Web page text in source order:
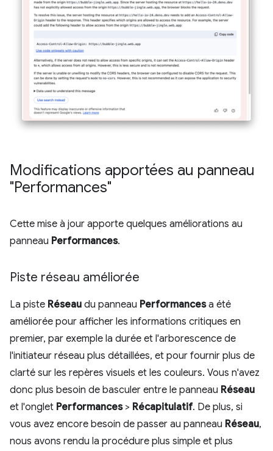
Modifications apportées au panneau
"Performances"
Cette mise à jour apporte quelques améliorations au
panneau Performances.
Piste réseau améliorée
La piste Réseau du panneau Performancesa été
améliorée pour afficher les informations critiques en
premier, par exemple la durée et l'arborescence de
l'initiateur réseau plus détaillées, et pour fournir plus de
clarté sur les repères visuels et les couleurs. Vous n'avez
donc plus besoin de basculer entre le panneau Réseau
et l'onglet Performances> Récapitulatif. De plus, si
vous avez encore besoin de passer au panneau Réseau,
nous avons rendu la procédure plus simple et plus